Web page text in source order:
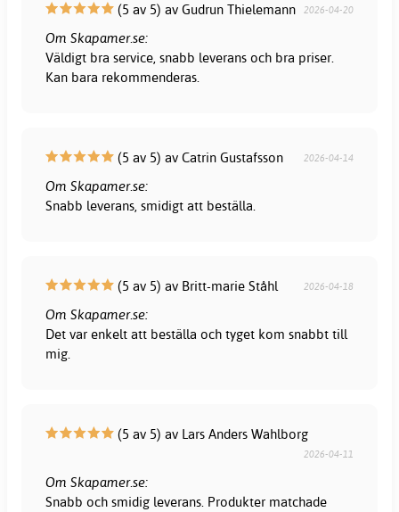
(5 av 5) av Gudrun Thielemann 2026-04-20
Om Skapamer.se:
Väldigt bra service, snabb leverans och bra priser.
Kan bara rekommenderas.
(5 av 5) av Catrin Gustafsson 2026-04-14
Om Skapamer.se:
Snabb leverans, smidigt att beställa.
(5 av 5) av Britt-marie Ståhl 2026-04-18
Om Skapamer.se:
Det var enkelt att beställa och tyget kom snabbt till
mig.
(5 av 5) av Lars Anders Wahlborg
2026-04-11
Om Skapamer.se:
Snabb och smidig leverans. Produkter matchade